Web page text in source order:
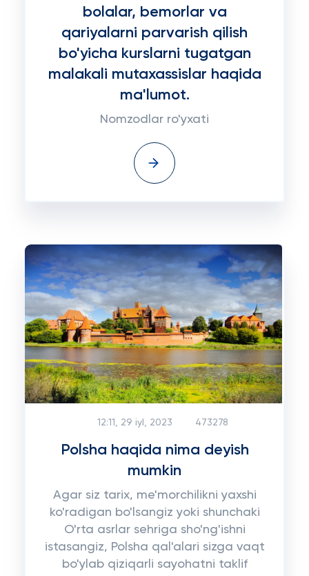
bolalar, bemorlar va
qariyalarni parvarish qilish
bo'yicha kurslarni tugatgan
malakali mutaxassislar haqida
ma'lumot.
Nomzodlar ro'yxati
12:11, 29 iyl, 2023 473278
Polsha haqida nima deyish
mumkin
Agar siz tarix, me'morchilikni yaxshi
ko'radigan bo'lsangiz yoki shunchaki
O'rta asrlar sehriga sho'ng'ishni
istasangiz, Polsha qal'alari sizga vaqt
bo'ylab qiziqarli sayohatni taklif